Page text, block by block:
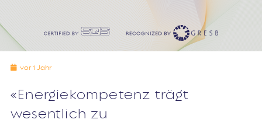
vor 1 Jahr
«Energiekompetenz trägt
wesentlich zu